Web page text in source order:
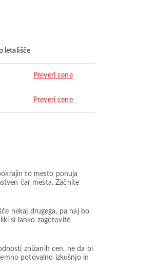
letališče
Preveri cene
Preveri cene
to mesto ponuja
čar mesta. Začnite
nekaj drugega, pa naj bo
si lahko zagotovite
znižanih cen, ne da bi
potovalno izkušnjo in